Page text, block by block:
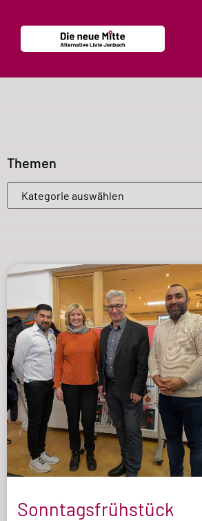
Themen
Sonntagsfrühstück